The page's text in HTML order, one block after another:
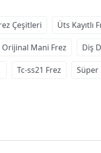
Çeşitleri Üts Kayıtlı
Orijinal Mani Frez Diş
Tc-ss21 Frez Süper